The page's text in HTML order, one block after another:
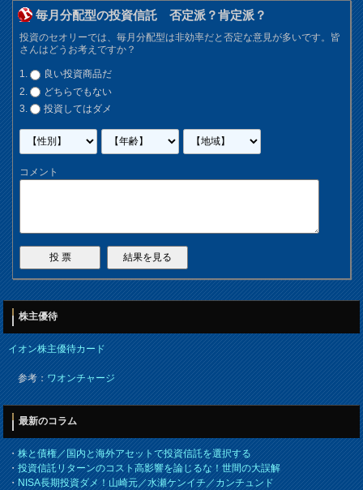
毎月分配型の投資信託 否定派？肯定派？
投資のセオリーでは、毎月分配型は非効率だと否定な意見が多いです。皆
さんはどうお考えですか？
良い投資商品だ
どちらでもない
投資してはダメ
コメント
株主優待
イオン株主優待カード
参考：ワオンチャージ
最新のコラム
・株と債権／国内と海外アセットで投資信託を選択する
・投資信託リターンのコスト高影響を論じるな！世間の大誤解
・NISA長期投資ダメ！山崎元／水瀬ケンイチ／カンチュンド